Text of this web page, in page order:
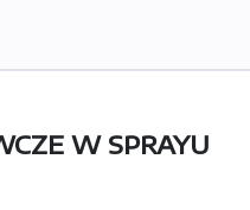
W SPRAYU